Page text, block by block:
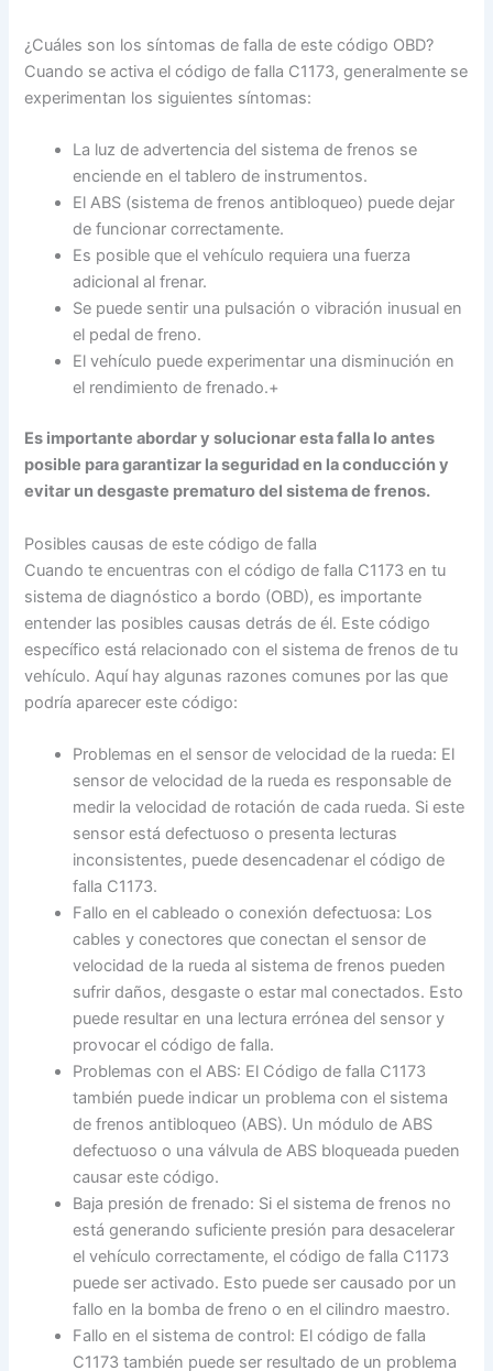
¿Cuáles son los síntomas de falla de este código OBD?
Cuando se activa el código de falla C1173, generalmente se
experimentan los siguientes síntomas:
La luz de advertencia del sistema de frenos se
enciende en el tablero de instrumentos.
El ABS (sistema de frenos antibloqueo) puede dejar
de funcionar correctamente.
Es posible que el vehículo requiera una fuerza
adicional al frenar.
Se puede sentir una pulsación o vibración inusual en
el pedal de freno.
El vehículo puede experimentar una disminución en
el rendimiento de frenado.+
Es importante abordar y solucionar esta falla lo antes
posible para garantizar la seguridad en la conducción y
evitar un desgaste prematuro del sistema de frenos.
Posibles causas de este código de falla
Cuando te encuentras con el código de falla C1173 en tu
sistema de diagnóstico a bordo (OBD), es importante
entender las posibles causas detrás de él. Este código
específico está relacionado con el sistema de frenos de tu
vehículo. Aquí hay algunas razones comunes por las que
podría aparecer este código:
Problemas en el sensor de velocidad de la rueda: El
sensor de velocidad de la rueda es responsable de
medir la velocidad de rotación de cada rueda. Si este
sensor está defectuoso o presenta lecturas
inconsistentes, puede desencadenar el código de
falla C1173.
Fallo en el cableado o conexión defectuosa: Los
cables y conectores que conectan el sensor de
velocidad de la rueda al sistema de frenos pueden
sufrir daños, desgaste o estar mal conectados. Esto
puede resultar en una lectura errónea del sensor y
provocar el código de falla.
Problemas con el ABS: El Código de falla C1173
también puede indicar un problema con el sistema
de frenos antibloqueo (ABS). Un módulo de ABS
defectuoso o una válvula de ABS bloqueada pueden
causar este código.
Baja presión de frenado: Si el sistema de frenos no
está generando suficiente presión para desacelerar
el vehículo correctamente, el código de falla C1173
puede ser activado. Esto puede ser causado por un
fallo en la bomba de freno o en el cilindro maestro.
Fallo en el sistema de control: El código de falla
C1173 también puede ser resultado de un problema